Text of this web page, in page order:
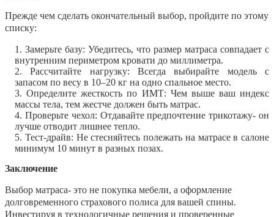
Прежде чем сделать окончательный выбор, пройдите по этому
списку:
Замерьте базу: Убедитесь, что размер матраса совпадает с
внутренним периметром кровати до миллиметра.
Рассчитайте нагрузку: Всегда выбирайте модель с
запасом по весу в 10–20 кг на одно спальное место.
Определите жесткость по ИМТ: Чем выше ваш индекс
массы тела, тем жестче должен быть матрас.
Проверьте чехол: Отдавайте предпочтение трикотажу- он
лучше отводит лишнее тепло.
Тест-драйв: Не стесняйтесь полежать на матрасе в салоне
минимум 10 минут в разных позах.
Заключение
Выбор матраса- это не покупка мебели, а оформление
долговременного страхового полиса для вашей спины.
Инвестируя в технологичные решения и проверенные